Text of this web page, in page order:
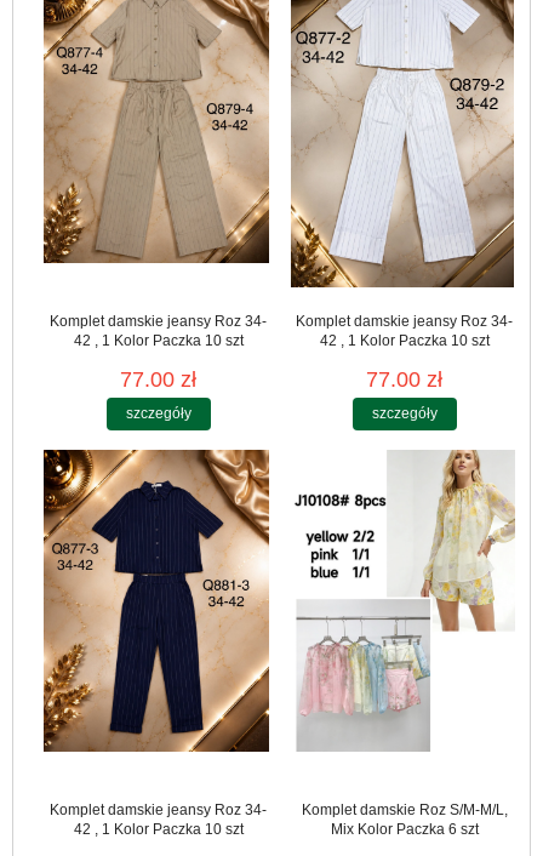
Komplet damskie jeansy Roz 34-
42 , 1 Kolor Paczka 10 szt
77.00 zł
szczegóły
Komplet damskie jeansy Roz 34-
42 , 1 Kolor Paczka 10 szt
77.00 zł
szczegóły
Komplet damskie jeansy Roz 34-
42 , 1 Kolor Paczka 10 szt
Komplet damskie Roz S/M-M/L,
Mix Kolor Paczka 6 szt